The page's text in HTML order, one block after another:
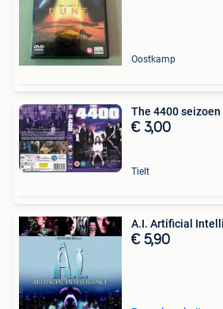
Oostkamp
The 4400 seizoen
€ 3,00
Tielt
A.I. Artificial
€ 5,90